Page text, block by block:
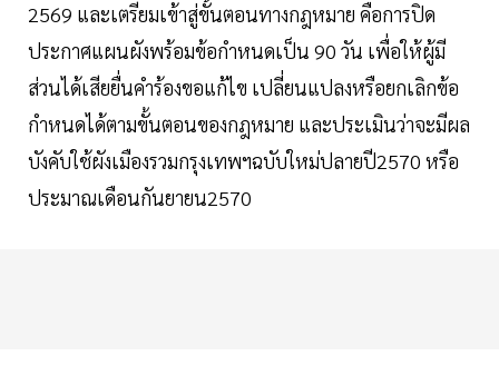
2569 และเตรียมเข้าสู่ขั้นตอนทางกฎหมาย คือการปิด
ประกาศแผนผังพร้อมข้อกำหนดเป็น 90 วัน เพื่อให้ผู้มี
ส่วนได้เสียยื่นคำร้องขอแก้ไข เปลี่ยนแปลงหรือยกเลิกข้อ
กำหนดได้ตามขั้นตอนของกฎหมาย และประเมินว่าจะมีผล
บังคับใช้ผังเมืองรวมกรุงเทพฯฉบับใหม่ปลายปี2570 หรือ
ประมาณเดือนกันยายน2570